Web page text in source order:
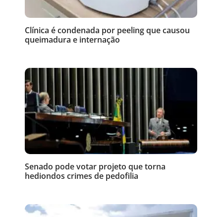
Clínica é condenada por peeling que causou
queimadura e internação
Senado pode votar projeto que torna
hediondos crimes de pedofilia